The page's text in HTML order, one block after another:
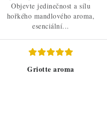
Objevte jedinečnost a sílu
hořkého mandlového aroma,
esenciální...
Griotte aroma